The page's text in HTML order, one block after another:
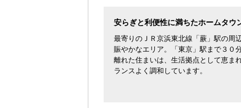
安らぎと利便性に満ちたホームタウ
最寄りのＪＲ京浜東北線「蕨」駅の周
賑やかなエリア。「東京」駅まで３０
離れた住まいは、生活拠点として恵ま
ランスよく調和しています。